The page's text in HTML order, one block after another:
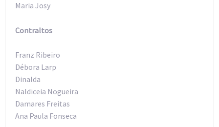
Maria Josy
Contraltos
Franz Ribeiro
Débora Larp
Dinalda
Naldiceia Nogueira
Damares Freitas
Ana Paula Fonseca